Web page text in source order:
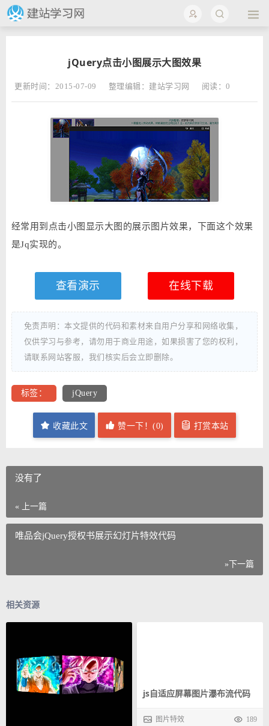
jQuery点击小图展示大图效果
更新时间：2015-07-09 整理编辑：建站学习网 阅读：0
经常用到点击小图显示大图的展示图片效果，下面这个效果
是Jq实现的。
查看演示 在线下载
免责声明：本文提供的代码和素材来自用户分享和网络收集，
仅供学习与参考，请勿用于商业用途，如果损害了您的权利，
请联系网站客服，我们核实后会立即删除。
标签： jQuery
收藏此文 赞一下！(0) 打赏本站
没有了
« 上一篇
唯品会jQuery授权书展示幻灯片特效代码
»下一篇
相关资源
js自适应屏幕图片瀑布流代码
图片特效 189